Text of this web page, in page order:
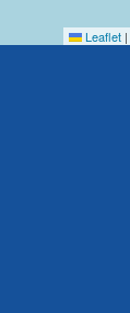
Leaflet |